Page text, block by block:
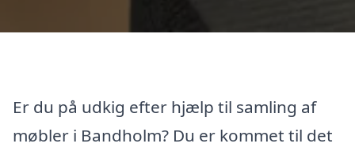
Er du på udkig efter hjælp til samling af
møbler i Bandholm? Du er kommet til det